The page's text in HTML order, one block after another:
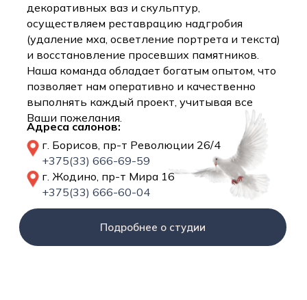
декоративных ваз и скульптур,
осуществляем реставрацию надгробия
(удаление мха, осветление портрета и текста)
и восстановление просевших памятников.
Наша команда обладает богатым опытом, что
позволяет нам оперативно и качественно
выполнять каждый проект, учитывая все
Ваши пожелания.
Адреса салонов:
г. Борисов, пр-т Революции 26/4
+375(33) 666-69-59
г. Жодино, пр-т Мира 16
+375(33) 666-60-04
Подробнее о студии